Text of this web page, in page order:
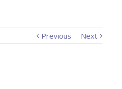
Previous Next